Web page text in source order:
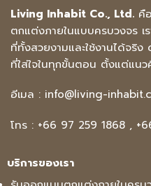
Living Inhabit Co., Ltd. คื
ตกแต่งภายในแบบครบวงจร เ
ที่ทั้งสวยงามและใช้งานได้จริ
ที่ใส่ใจในทุกขั้นตอน ตั้งแต่แน
อีเมล : info@living-
โทร : +66 97 259 1868 ,
ริการของเรา